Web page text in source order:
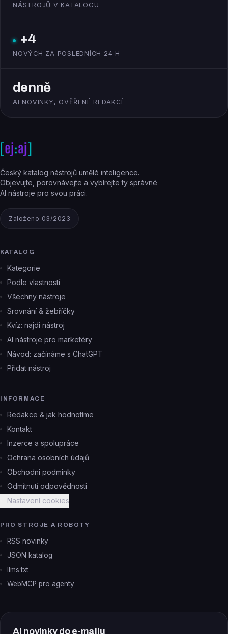
NÁSTROJŮ V KATALOGU
+4
NOVÝCH ZA POSLEDNÍCH 24 H
denně
AI NOVINKY, OVĚŘENÉ REDAKCÍ
Český katalog nástrojů umělé inteligence.
Objevujte, porovnávejte a vybírejte ty správné
AI nástroje pro svou práci.
Založeno 03/2023
KATALOG
Kategorie
Podle vlastností
Všechny nástroje
Srovnání & žebříčky
Kvíz: najdi nástroj
AI nástroje pro marketéry
Návod: začínáme s ChatGPT
Přidat nástroj
INFORMACE
Redakce & jak hodnotíme
Kontakt
Inzerce a spolupráce
Ochrana osobních údajů
Obchodní podmínky
Odmítnutí odpovědnosti
Nastavení cookies
PRO STROJE A ROBOTY
RSS novinky
JSON katalog
llms.txt
WebMCP pro agenty
AI novinky do e-mailu